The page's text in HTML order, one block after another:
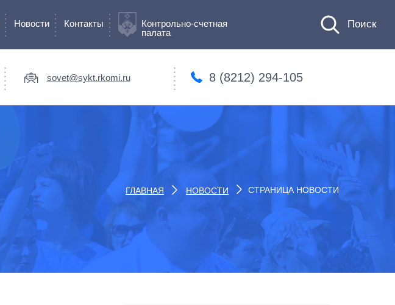
Новости Контакты
Контрольно-счетная
палата
sovet@sykt.rkomi.ru 8 (8212) 294-105
ГЛАВНАЯ НОВОСТИ СТРАНИЦА НОВОСТИ